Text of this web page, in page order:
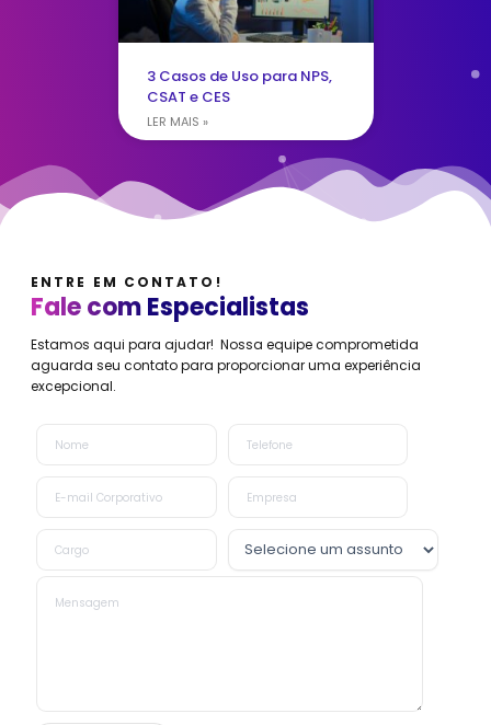
3 Casos de Uso para NPS,
CSAT e CES
LER MAIS »
ENTRE EM CONTATO!
Fale com Especialistas
Estamos aqui para ajudar! Nossa equipe comprometida
aguarda seu contato para proporcionar uma experiência
excepcional.